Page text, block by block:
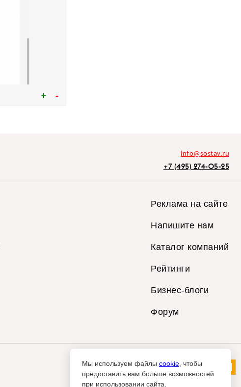
info@sostav.ru
+7 (495) 274-05-25
Реклама на сайте
Напишите нам
Каталог компаний
Рейтинги
Бизнес-блоги
Форум
Мы используем файлы cookie , чтобы
предоставить вам больше возможностей
при использовании сайта.